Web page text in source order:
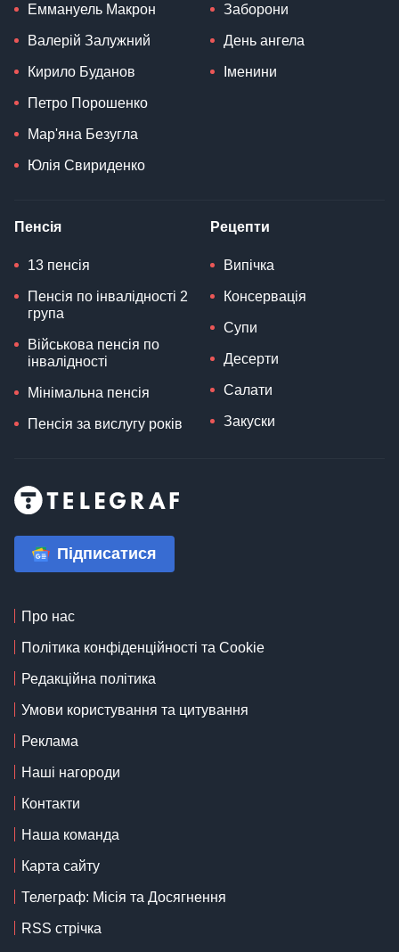
Еммануель Макрон
Валерій Залужний
Кирило Буданов
Петро Порошенко
Мар'яна Безугла
Юлія Свириденко
Заборони
День ангела
Іменини
Пенсія
13 пенсія
Пенсія по інвалідності 2
група
Військова пенсія по
інвалідності
Мінімальна пенсія
Пенсія за вислугу років
Рецепти
Випічка
Консервація
Супи
Десерти
Салати
Закуски
Підписатися
Про нас
Політика конфіденційності та Cookie
Редакційна політика
Умови користування та цитування
Реклама
Наші нагороди
Контакти
Наша команда
Карта сайту
Телеграф: Місія та Досягнення
RSS стрічка